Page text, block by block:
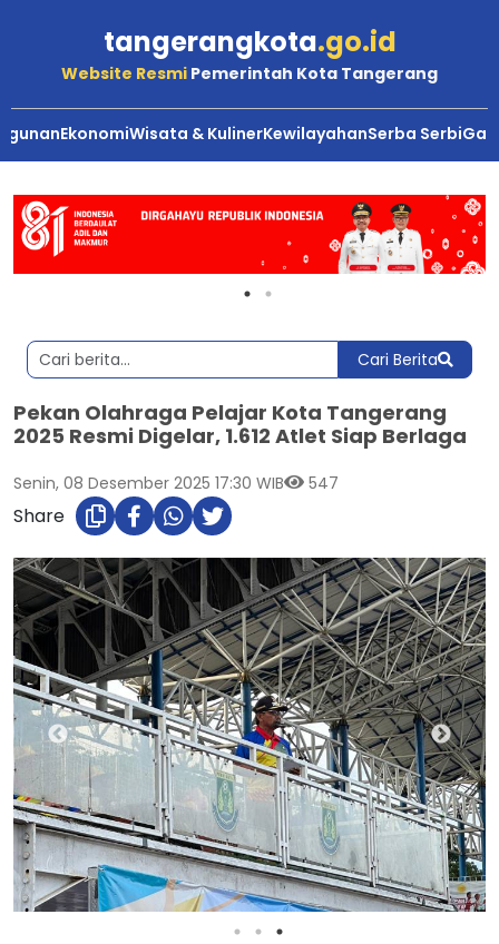
tangerangkota.go.id
Website Resmi Pemerintah Kota Tangerang
EkonomiWisata & KulinerKewilayahanSerba Serbi
Cari Berita
Pekan Olahraga Pelajar Kota Tangerang
2025 Resmi Digelar, 1.612 Atlet Siap Berlaga
Senin, 08 Desember 2025 17:30 WIB 547
Share